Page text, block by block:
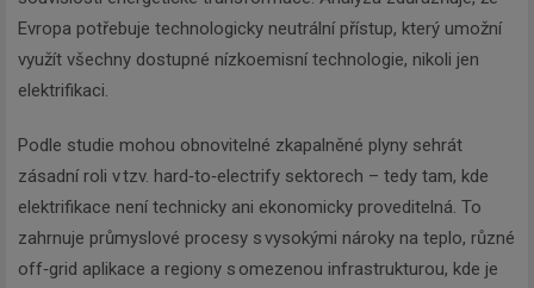
Evropa potřebuje technologicky neutrální přístup, který umožní
využít všechny dostupné nízkoemisní technologie, nikoli jen
elektrifikaci.
Podle studie mohou obnovitelné zkapalněné plyny sehrát
zásadní roli v tzv. hard‑to‑electrify sektorech – tedy tam, kde
elektrifikace není technicky ani ekonomicky proveditelná. To
zahrnuje průmyslové procesy s vysokými nároky na teplo, různé
off‑grid aplikace a regiony s omezenou infrastrukturou, kde je
Newsletter
Zadejte váš email a my Vám
budeme zasílat ty nejdůležitější
informace, maximálně 1x týdně.